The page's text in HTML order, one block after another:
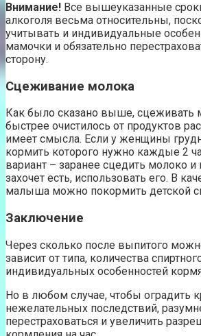
Внимание! Все вышеуказанные
алкоголя весьма относительны,
учитывать и индивидуальные
мамочки и обязательно
сторону.
Сцеживание молока
Как было сказано выше, сцеживать
быстрее очистилось от продуктов
имеет смысла. Если у женщины
кормить которого нужно каждые 2
вариант – заранее сцедить молоко и
захочет есть, использовать его. В
малыша можно покормить детской
Заключение
Через сколько после выпитого
зависит от типа, количества
индивидуальных особенностей
Но в любом случае, чтобы оградить
нежелательных последствий,
перестраховаться и увеличить